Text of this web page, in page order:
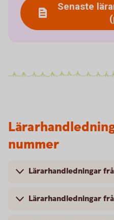
Senaste
nummer
Lärarhandledningar
Lärarhandledningar